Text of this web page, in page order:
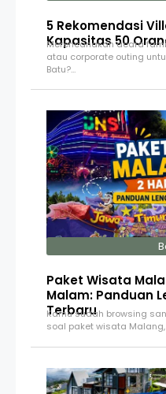
5 Rekomendasi
Kapasitas 50
Merencanakan acara
atau corporate outing
Batu?…
Paket Wisata
Malam: Panduan
Terbaru
Kamu sudah browsing
soal paket wisata